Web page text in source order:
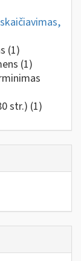
(1)
(1)
str.) (1)